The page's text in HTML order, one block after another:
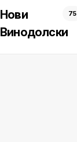
Нови
Винодолски
75